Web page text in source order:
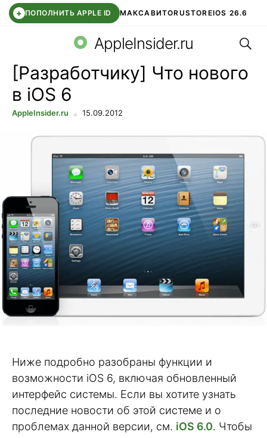
+ ПОПОЛНИТЬ APPLE ID МАКСАВИТОRUSTOREIOS 26.6
СБЕР КИДС ВТБ ОНЛАЙН ЧАТ В ROBLOX
AppleInsider.ru
[Разработчику] Что нового
в iOS 6
AppleInsider.ru 15.09.2012
Ниже подробно разобраны функции и
возможности iOS 6, включая обновленный
интерфейс системы. Если вы хотите узнать
последние новости об этой системе и о
проблемах данной версии, см. iOS 6.0. Чтобы